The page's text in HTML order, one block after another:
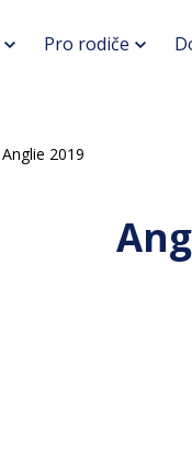
Pro rodiče
Anglie 2019